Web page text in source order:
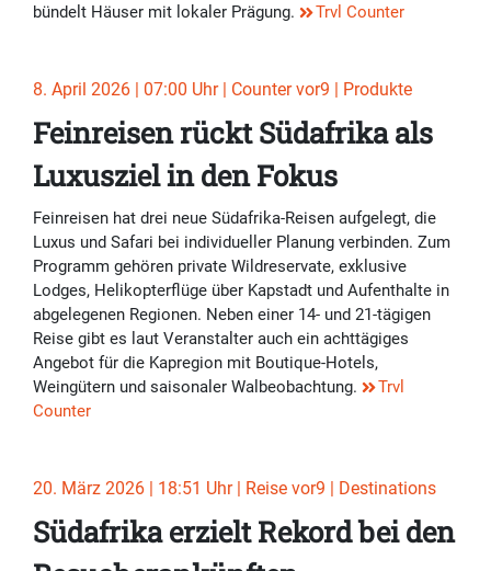
bündelt Häuser mit lokaler Prägung.
Trvl Counter
8. April 2026 | 07:00 Uhr | Counter vor9 | Produkte
Feinreisen rückt Südafrika als
Luxusziel in den Fokus
Feinreisen hat drei neue Südafrika-Reisen aufgelegt, die
Luxus und Safari bei individueller Planung verbinden. Zum
Programm gehören private Wildreservate, exklusive
Lodges, Helikopterflüge über Kapstadt und Aufenthalte in
abgelegenen Regionen. Neben einer 14- und 21-tägigen
Reise gibt es laut Veranstalter auch ein achttägiges
Angebot für die Kapregion mit Boutique-Hotels,
Weingütern und saisonaler Walbeobachtung.
Trvl
Counter
20. März 2026 | 18:51 Uhr | Reise vor9 | Destinations
Südafrika erzielt Rekord bei den